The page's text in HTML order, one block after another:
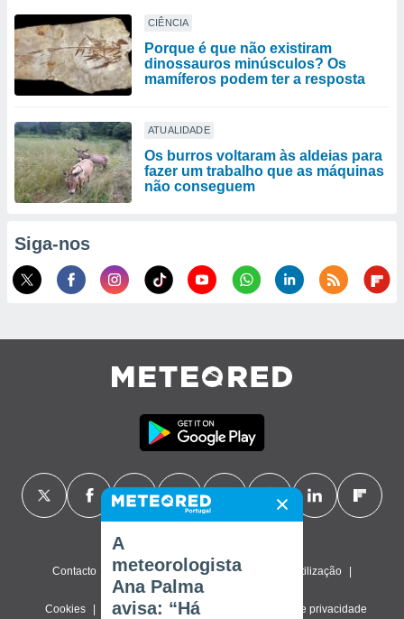
CIÊNCIA
Porque é que não existiram
dinossauros minúsculos? Os
mamíferos podem ter a resposta
ATUALIDADE
Os burros voltaram às aldeias para
fazer um trabalho que as máquinas
não conseguem
Siga-nos
Contacto Sobre nós FAQ Termos de utilização
Cookies Política de privacidade Definições de privacidade
A
meteorologista
Ana Palma
avisa: “Há